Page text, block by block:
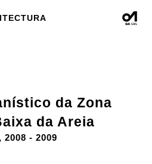
da Zona
da Areia
- 2009